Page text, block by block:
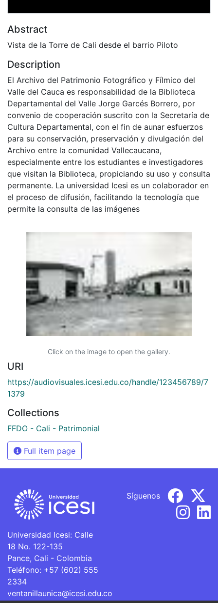
Abstract
Vista de la Torre de Cali desde el barrio Piloto
Description
El Archivo del Patrimonio Fotográfico y Fílmico del
Valle del Cauca es responsabilidad de la Biblioteca
Departamental del Valle Jorge Garcés Borrero, por
convenio de cooperación suscrito con la Secretaría de
Cultura Departamental, con el fin de aunar esfuerzos
para su conservación, preservación y divulgación del
Archivo entre la comunidad Vallecaucana,
especialmente entre los estudiantes e investigadores
que visitan la Biblioteca, propiciando su uso y consulta
permanente. La universidad Icesi es un colaborador en
el proceso de difusión, facilitando la tecnología que
permite la consulta de las imágenes
Click on the image to open the gallery.
URI
https://audiovisuales.icesi.edu.co/handle/123456789/7
1379
Collections
FFDO - Cali - Patrimonial
Full item page
Universidad Icesi: Calle
18 No. 122-135
Pance, Cali - Colombia
Teléfono: +57 (602) 555
2334
ventanillaunica@icesi.edu.co
Síguenos